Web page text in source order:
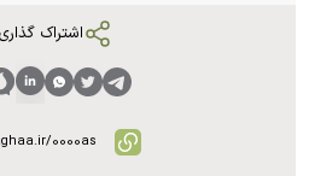
اشتراک